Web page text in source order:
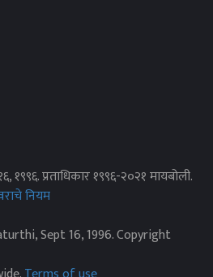
१९९६. प्रताधिकार १९९६-२०२१ मायबोली.
नियम
Sept 16, 1996. Copyright